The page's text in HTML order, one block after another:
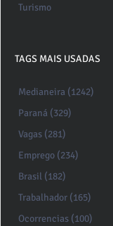
Turismo
TAGS MAIS USADAS
Medianeira (1242)
Paraná (329)
Vagas (281)
Emprego (234)
Brasil (182)
Trabalhador (165)
Ocorrencias (100)